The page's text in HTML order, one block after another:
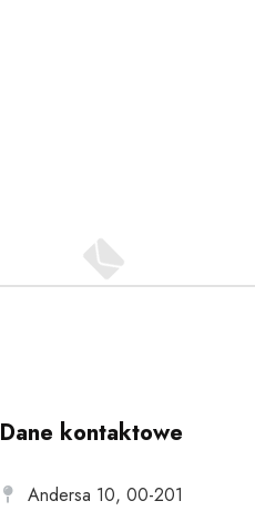
Dane kontaktowe
Andersa 10, 00-201